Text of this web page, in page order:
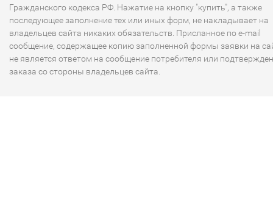
Гражданского кодекса РФ. Нажатие на кнопку "купить", а также
последующее заполнение тех или иных форм, не накладывает на
владельцев сайта никаких обязательств. Присланное по e-mail
сообщение, содержащее копию заполненной формы заявки на
не является ответом на сообщение потребителя или
заказа со стороны владельцев сайта.